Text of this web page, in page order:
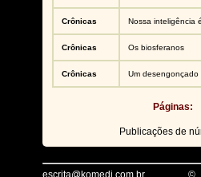
Crônicas Nossa inteligência
Crônicas Os biosferanos
Crônicas Um desengonçado
Páginas:
Publicações de
escrita@komedi.com.br ©